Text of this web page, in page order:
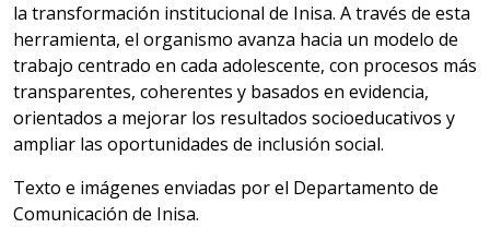
la transformación institucional de Inisa. A través de esta
herramienta, el organismo avanza hacia un modelo de
trabajo centrado en cada adolescente, con procesos más
transparentes, coherentes y basados en evidencia,
orientados a mejorar los resultados socioeducativos y
ampliar las oportunidades de inclusión social.
Texto e imágenes enviadas por el Departamento de
Comunicación de Inisa.